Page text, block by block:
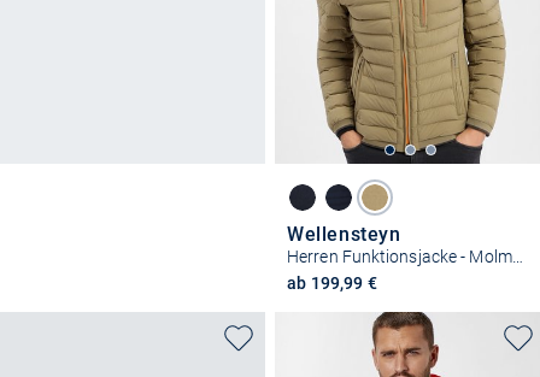
Wellensteyn
Herren Funktionsjacke - Molm-719
ab 199,99 €